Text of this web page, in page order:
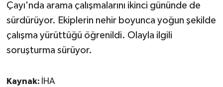
Çayı'nda arama çalışmalarını ikinci gününde de
sürdürüyor. Ekiplerin nehir boyunca yoğun şekilde
çalışma yürüttüğü öğrenildi. Olayla ilgili
soruşturma sürüyor.
Kaynak: İHA